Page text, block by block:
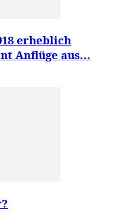
erheblich
Anflüge aus...